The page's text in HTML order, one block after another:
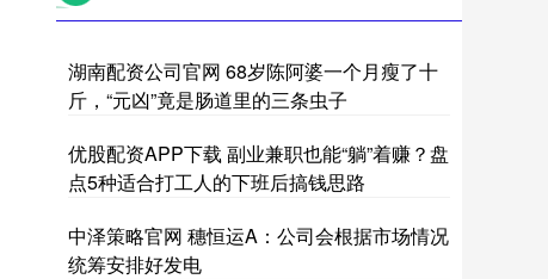
湖南配资公司官网 68岁陈阿婆一个月瘦了十
斤，“元凶”竟是肠道里的三条虫子
优股配资APP下载 副业兼职也能“躺”着赚？盘
点5种适合打工人的下班后搞钱思路
中泽策略官网 穗恒运A：公司会根据市场情况
统筹安排好发电